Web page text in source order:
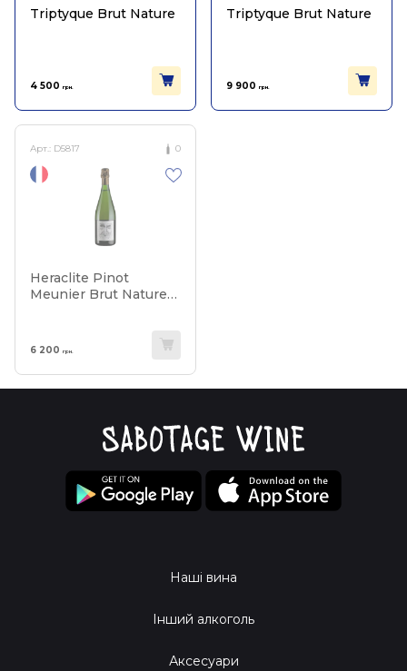
Triptyque Brut Nature
4 500 грн.
Triptyque Brut Nature
9 900 грн.
Арт.: D5817 0
Heraclite Pinot
Meunier Brut Nature
6 200 грн.
Наші вина
Інший алкоголь
Аксесуари